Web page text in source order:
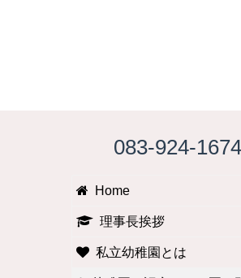
083-924-1674
Home
理事長挨拶
私立幼稚園とは